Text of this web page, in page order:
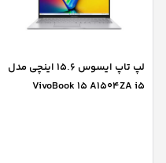
لپ تاپ ایسوس 15.6 اینچی مدل
VivoBook 15 A1504ZA i5